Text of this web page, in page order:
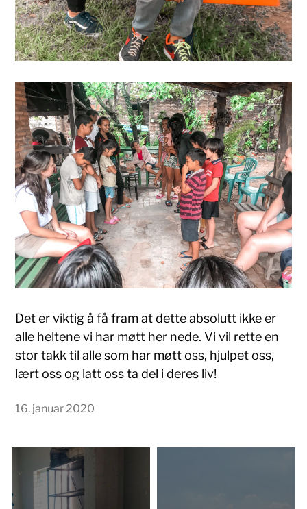
Det er viktig å få fram at dette absolutt ikke er
alle heltene vi har møtt her nede. Vi vil rette en
stor takk til alle som har møtt oss, hjulpet oss,
lært oss og latt oss ta del i deres liv!
16. januar 2020